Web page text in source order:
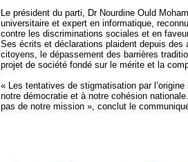
Le président du parti, Dr Nourdine Ould
universitaire et expert en informatique,
contre les discriminations sociales et en
Ses écrits et déclarations plaident depuis des
citoyens, le dépassement des barrières
projet de société fondé sur le mérite et la
« Les tentatives de stigmatisation par
notre démocratie et à notre cohésion
pas de notre mission », conclut le